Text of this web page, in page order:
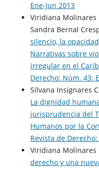
Ene-Jun 2013
Viridiana Molinares
Sandra Bernal
silencio, la
Narrativas sobre
irregular en el
Derecho: Núm. 43:
Silvana Insignares
La dignidad
jurisprudencia del
Humanos por la
Revista de
Viridiana Molinares
derecho y una